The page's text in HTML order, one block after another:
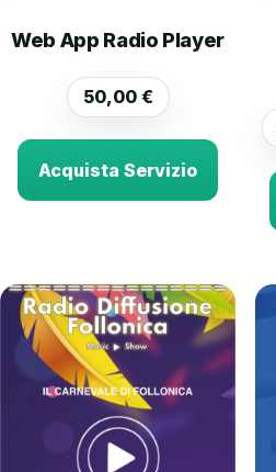
Web App Radio Player
50,00 €
Acquista Servizio